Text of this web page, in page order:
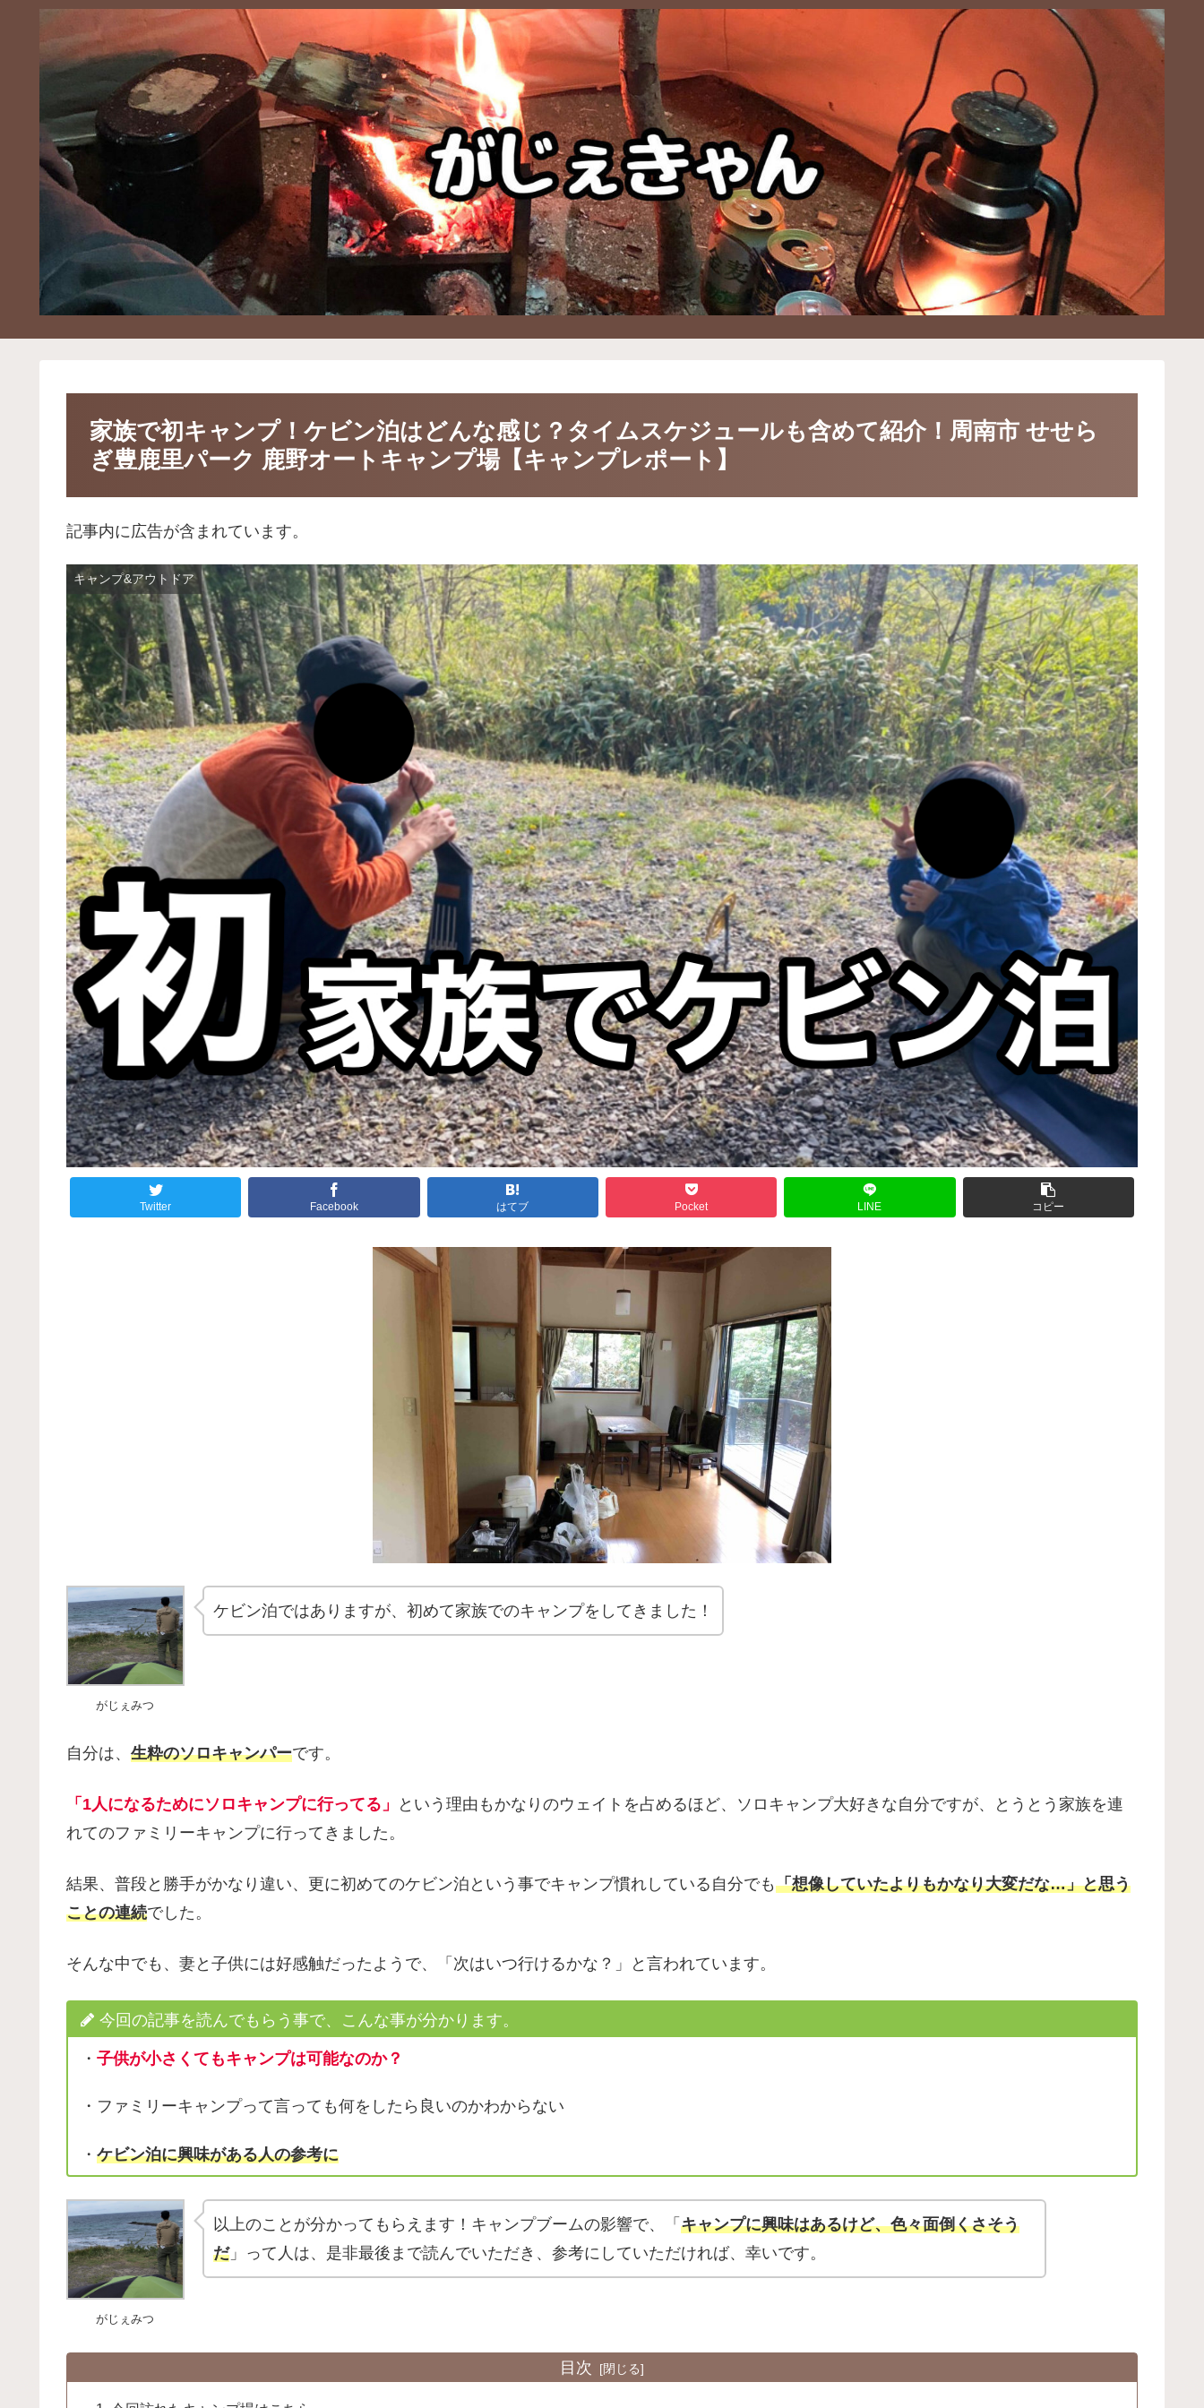
家族で初キャンプ！ケビン泊はどんな感じ？タイムスケジュールも含めて紹介！周南市 せせら
ぎ豊鹿里パーク 鹿野オートキャンプ場【キャンプレポート】
記事内に広告が含まれています。
キャンプ&アウトドア
Twitter Facebook はてブ Pocket LINE コピー
がじぇみつ
ケビン泊ではありますが、初めて家族でのキャンプをしてきました！
自分は、 生粋のソロキャンパーです。
「1人になるためにソロキャンプに行ってる」
という理由もかなりのウェイトを占めるほど、ソロキャンプ大好きな自分ですが、とうとう家族を連
れてのファミリーキャンプに行ってきました。
結果、普段と勝手がかなり違い、更に初めてのケビン泊という事でキャンプ慣れしている自分でも「想像していたよりもかなり大変だな…」と思う
ことの連続でした。
そんな中でも、妻と子供には好感触だったようで、「次はいつ行けるかな？」と言われています。
今回の記事を読んでもらう事で、こんな事が分かります。
・子供が小さくてもキャンプは可能なのか？
・ファミリーキャンプって言っても何をしたら良いのかわからない
・ケビン泊に興味がある人の参考に
がじぇみつ
以上のことが分かってもらえます！キャンプブームの影響で、「 キャンプに興味はあるけど、色々面倒くさそう
だ」って人は、是非最後まで読んでいただき、参考にしていただければ、幸いです。
目次